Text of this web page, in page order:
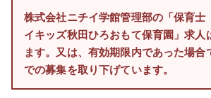
株式会社ニチイ学館管理部の「保育士
イキッズ秋田ひろおもて保育園」求人
ます。又は、有効期限内であった場合
での募集を取り下げています。